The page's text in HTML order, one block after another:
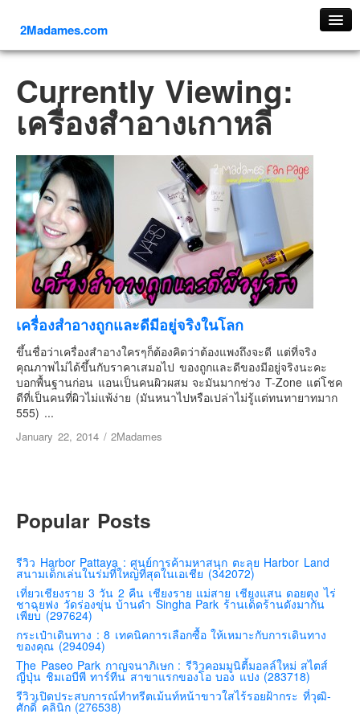
2Madames.com
ภาคเหนือ
ภาคใต้
ภาคกลาง
ภาคตะวันตก
ภาคอีสาน
ทริปต่างประเทศ
ยุโรป
รัสเซีย
อิตาลี
ตุรกี-ตุรเคีย
เยอรมัน
ฝรั่งเศส
ออสเตรีย
สาธารณรัฐเช็ก
เบลเยี่ยม
โปรตุเกส
สเปน
โครเอเชีย
สโลเวเนีย
มอนเตรเนโกร
บอสเนียและเฮอร์เซโกวีน่า
ญี่ปุ่น
Currently Viewing:
เครื่องสําอางเกาหลี
เครื่องสำอางถูกและดีมีอยู่จริงในโลก
ขึ้นชื่อว่าเครื่องสำอางใครๆก็ต้องคิดว่าต้องแพงถึงจะดี แต่ที่จริง
คุณภาพไม่ได้ขึ้นกับราคาเสมอไป ของถูกและดีของมีอยู่จริงนะคะ
บอกพื้นฐานก่อน แอนเป็นคนผิวผสม จะมันมากช่วง T-Zone แต่โชค
ดีที่เป็นคนที่ผิวไม่แพ้ง่าย (มันหนาไปหรือเปล่าไม่รู้แต่ทนทายาทมาก
555) ...
January 22, 2014 / 2Madames
Popular Posts
รีวิว Harbor Pattaya : ศูนย์การค้ามหาสนุก ตะลุย Harbor Land
สนามเด็กเล่นในร่มที่ใหญ่ที่สุดในเอเชีย (342072)
เที่ยวเชียงราย 3 วัน 2 คืน เชียงราย แม่สาย เชียงแสน ดอยตุง ไร่
ชาฉุยฟง วัดร่องขุ่น บ้านดำ Singha Park ร้านเด็ดร้านดังมากัน
เพียบ (297624)
กระเป๋าเดินทาง : 8 เทคนิคการเลือกซื้อ ให้เหมาะกับการเดินทาง
ของคุณ (294094)
The Paseo Park กาญจนาภิเษก : รีวิวคอมมูนิตี้มอลล์ใหม่ สไตส์
ญี่ปุ่น ชิมเอบีพี ทาร์ทีน สาขาแรกของโอ บอง แปง (283718)
รีวิวเปิดประสบการณ์ทำทรีตเม้นท์หน้าขาวใสไร้รอยฝ้ากระ ที่วุฒิ-
ศักดิ์ คลินิก (276538)